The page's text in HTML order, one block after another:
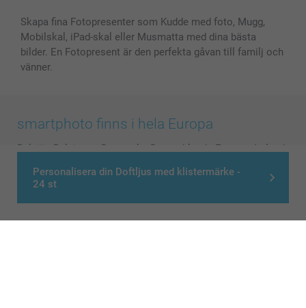
Personalisera din Doftljus med klistermärke -
24 st
Skapa fina Fotopresenter som Kudde med foto, Mugg,
Mobilskal, iPad-skal eller Musmatta med dina bästa
bilder. En Fotopresent är den perfekta gåvan till familj och
vänner.
smartphoto finns i hela Europa
België Belgique Danmark Deutschland France
Ireland
Nederland - Norge Österreich Schweiz Suisse
Switzerland